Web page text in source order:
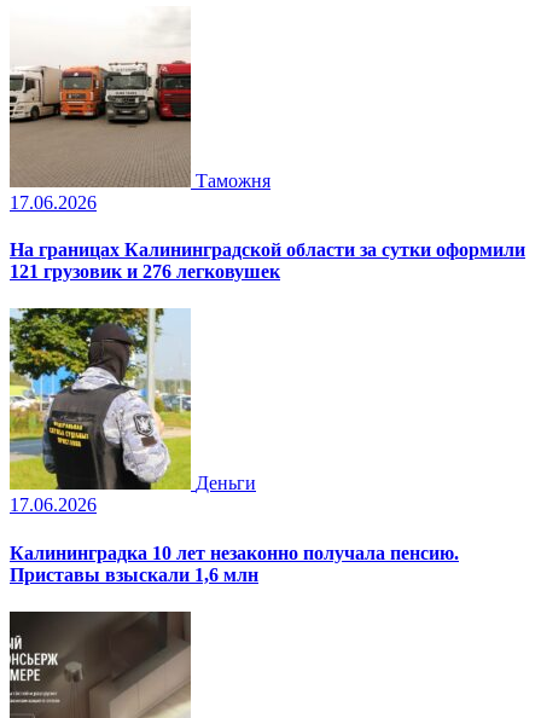
Таможня
17.06.2026
На границах Калининградской области за сутки оформили
121 грузовик и 276 легковушек
Деньги
17.06.2026
Калининградка 10 лет незаконно получала пенсию.
Приставы взыскали 1,6 млн